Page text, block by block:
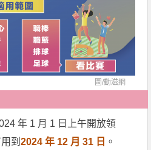
圖/動滋網
年 1 月 1 日上午開放領
到2024 年 12 月 31 日 。